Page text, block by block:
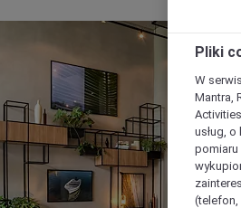
Pliki
W
Mantra,
usług,
pomiaru
(telefon,